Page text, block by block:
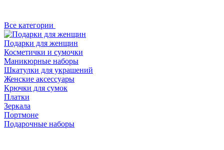
Все категории
Подарки для женщин
Косметички и сумочки
Маникюрные наборы
Шкатулки для украшений
Женские аксессуары
Крючки для сумок
Платки
Зеркала
Портмоне
Подарочные наборы